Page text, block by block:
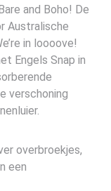
and Boho! De
Australische
in loooove!
Engels Snap in
verschoning
overbroekjes,
een